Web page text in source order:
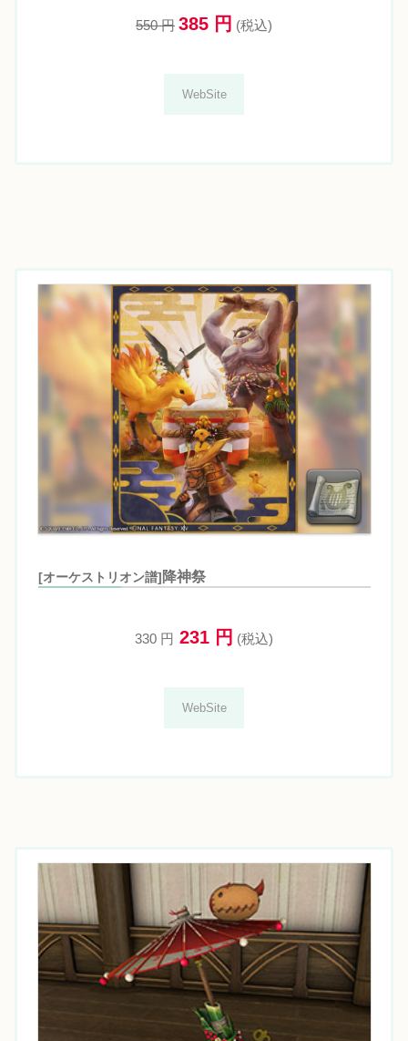
550 円 385 円 (税込)
WebSite
[オーケストリオン譜]降神祭
330 円 231 円 (税込)
WebSite